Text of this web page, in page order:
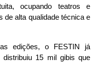
ocupando teatros e
de alta qualidade técnica e
edições, o FESTIN já
15 mil gibis que